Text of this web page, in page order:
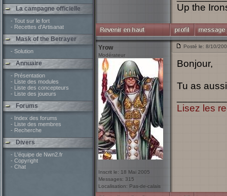
La campagne officielle
- Tout sur le fort
- Recettes d'Artisanat
Mask of the Betrayer
- Solution
Annuaire
- Présentation
- Liste des modules
- Liste des concepteurs
- Liste des joueurs
Forums
- Index des forums
- Liste des membres
- Recherche
Divers
- L'équipe de Nwn2.fr
- Copyright
- Chat
Up the
Yrow
Modérateur
Inscrit le: 18 Mai 2005
Messages: 315
Localisation: Pas-de-calais
Posté le: 8/10/
Bonjour,
Tu as
Lisez les